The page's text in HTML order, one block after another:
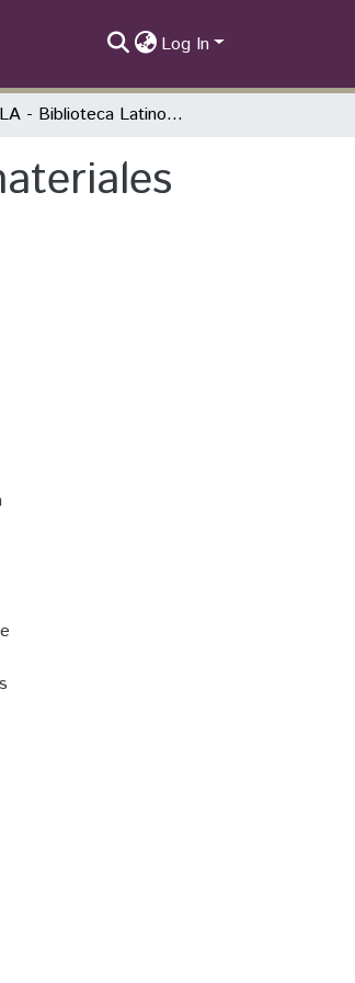
Log In
BIELA - Biblioteca Latinoamericana de fuentes y materiales didácticos